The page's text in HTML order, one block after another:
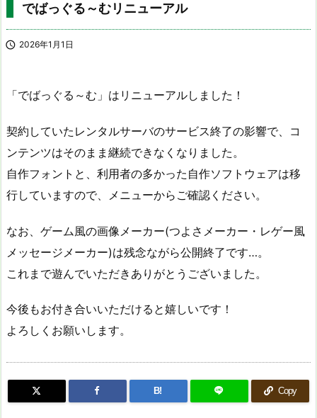
でばっぐる～むリニューアル
 2026年1月1日
「でばっぐる～む」はリニューアルしました！
契約していたレンタルサーバのサービス終了の影響で、コ
ンテンツはそのまま継続できなくなりました。
自作フォントと、利用者の多かった自作ソフトウェアは移
行していますので、メニューからご確認ください。
なお、ゲーム風の画像メーカー(つよさメーカー・レゲー風
メッセージメーカー)は残念ながら公開終了です…。
これまで遊んでいただきありがとうございました。
今後もお付き合いいただけると嬉しいです！
よろしくお願いします。
B! Copy